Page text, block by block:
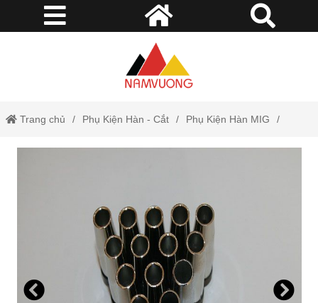
Trang chủ Phụ Kiện Hàn - Cắt Phụ Kiện Hàn MIG